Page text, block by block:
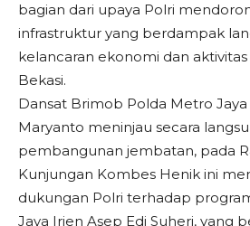
bagian dari upaya Polri
infrastruktur yang berdampak
kelancaran ekonomi dan aktivitas
Bekasi.
Dansat Brimob Polda Metro
Maryanto meninjau secara
pembangunan jembatan, pada
Kunjungan Kombes Henik ini
dukungan Polri terhadap
Jaya Irjen Asep Edi Suheri, yang